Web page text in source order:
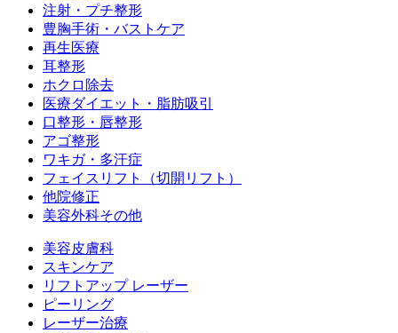
注射・プチ整形
豊胸手術・バストケア
再生医療
耳整形
ホクロ除去
医療ダイエット・脂肪吸引
口整形・唇整形
アゴ整形
ワキガ・多汗症
フェイスリフト（切開リフト）
他院修正
美容外科その他
美容皮膚科
スキンケア
リフトアップ レーザー
ピーリング
レーザー治療